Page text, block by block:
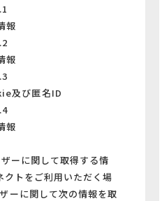
報
報
及び匿名ID
報
ーに関して取得する情
トをご利用いただく場
ーに関して次の情報を取